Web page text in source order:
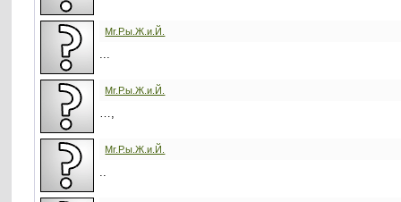
Mr.Р.ы.Ж.и.Й.
...
Mr.Р.ы.Ж.и.Й.
…,
Mr.Р.ы.Ж.и.Й.
..